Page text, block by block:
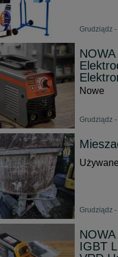
Grudziądz
Nowe
Grudziądz
Używane
Grudziądz
IGBT